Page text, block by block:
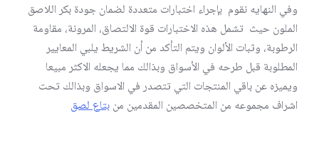
وفي النهايه نقوم بإجراء اختبارات متعددة لضمان جودة بكر اللاصق
الملون حيث تشمل هذه الاختبارات قوة الالتصاق، المرونة، مقاومة
الرطوبة، وثبات الألوان ويتم التأكد من أن الشريط يلبي المعايير
المطلوبة قبل طرحه في الأسواق وبذالك مما يجعله الاكثر مبيعا
ويميزه عن باقي المنتجات التي تتصدر في الاسواق وبذالك تحت
اشراف مجموعه من المتخصصين المقدمين منبتاع لصق